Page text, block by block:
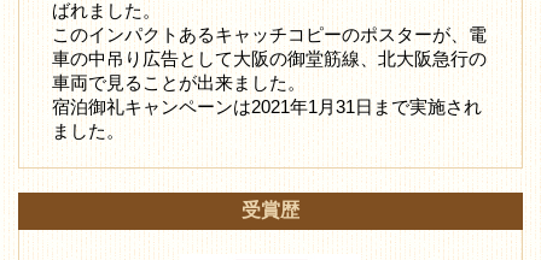
ばれました。
このインパクトあるキャッチコピーのポスターが、電
車の中吊り広告として大阪の御堂筋線、北大阪急行の
車両で見ることが出来ました。
宿泊御礼キャンペーンは2021年1月31日まで実施され
ました。
受賞歴